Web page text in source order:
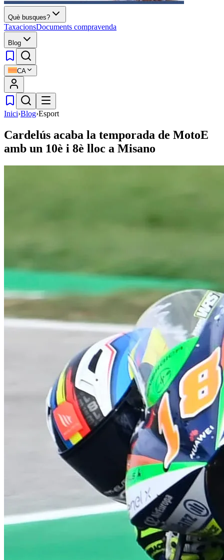
Què busques?
TaxacionsDocuments compravenda
Blog
CA
Inici›Blog›Esport
Cardelús acaba la temporada de MotoE
amb un 10è i 8è lloc a Misano